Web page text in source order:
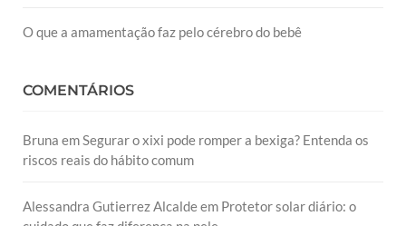
O que a amamentação faz pelo cérebro do bebê
COMENTÁRIOS
Bruna emSegurar o xixi pode romper a bexiga? Entenda os
riscos reais do hábito comum
Alessandra Gutierrez Alcaldeem Protetor solar diário: o